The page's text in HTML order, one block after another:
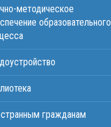
образовательного
гражданам